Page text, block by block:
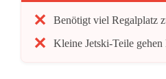
Benötigt viel Regalplatz
Kleine Jetski-Teile